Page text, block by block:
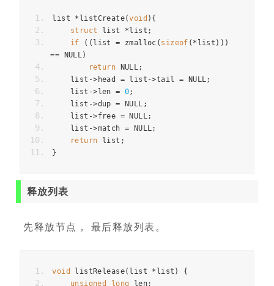
list * listCreate(void ){
struct
list * list ;
if
(( list = zmalloc ( sizeof (* list )))
== NULL)
return NULL;
    list
-> head = list ->tail = NULL;
    list
-> len = 0;
    list
->dup = NULL ;
    list
->free = NULL;
    list
->match = NULL;
return list ;
}
释放列表
先释放节点， 最后释放列表。
void listRelease( list * list )
{
unsigned
long len;